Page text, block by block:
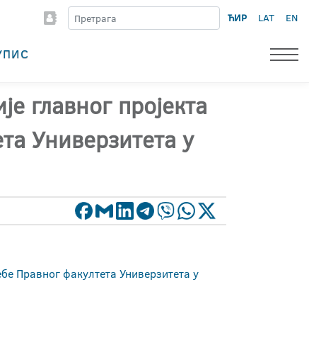
ЋИР LAT EN
главног пројекта
Универзитета у
Правног факултета Универзитета у